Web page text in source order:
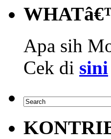
Apa sih
Cek di sini